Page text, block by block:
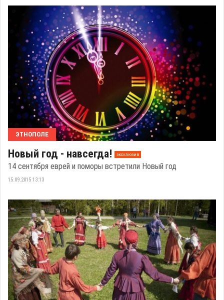
ЭТНОПОЛЕ
Новый год - навсегда! эксклюзив
14 сентября еврей и поморы встретили Новый год
15.09.2015 13:13